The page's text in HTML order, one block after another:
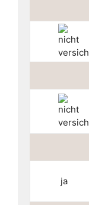
ja